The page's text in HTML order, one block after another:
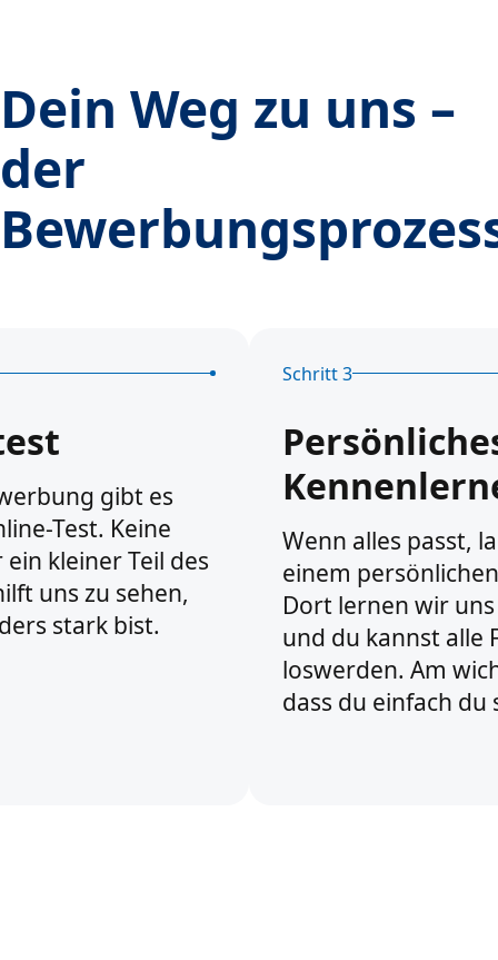
Dein Weg zu uns –
der
gibt es
Test. Keine
kleiner Teil des
uns zu sehen,
stark bist.
Schritt 3
Wenn alles passt,
einem
Dort lernen wir
und du kannst alle
loswerden. Am
dass du einfach du